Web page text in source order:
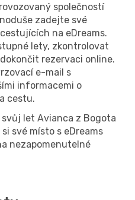
společností
zadejte své
na eDreams.
lety, zkontrolovat
rezervaci online.
e-mail s
informacemi o
cestu.
let Avianca z Bogota
své místo s eDreams
nezapomenutelné